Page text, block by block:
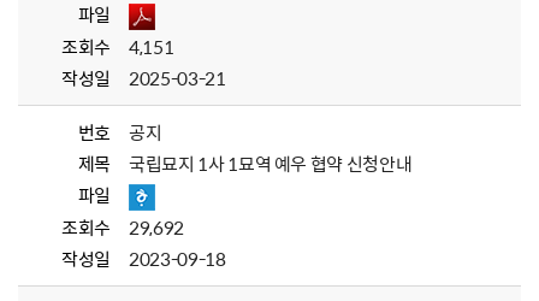
파일
조회수
4,151
작성일
2025-03-21
번호
공지
제목
국립묘지 1사 1묘역 예우 협약 신청안내
파일
조회수
29,692
작성일
2023-09-18